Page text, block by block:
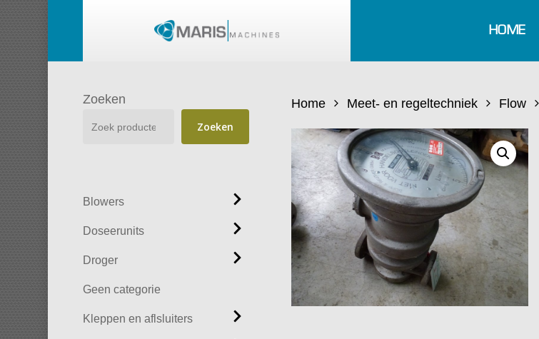
Skip
to
main
content
HOME
Zoeken
Zoeken
Blowers
Doseerunits
Droger
Geen categorie
Kleppen en aflsluiters
Home Meet- en regeltechniek Flow